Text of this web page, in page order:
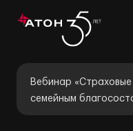
Вебинар
семейным